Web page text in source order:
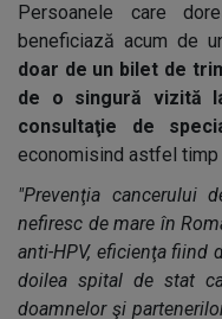
Persoanele care
beneficiază acum de
doar de un bilet de
de o singură vizită
consultaţie de
economisind astfel
"Prevenţia cancerului
nefiresc de mare în
anti-HPV, eficienţa fiind
doilea spital de stat
doamnelor şi